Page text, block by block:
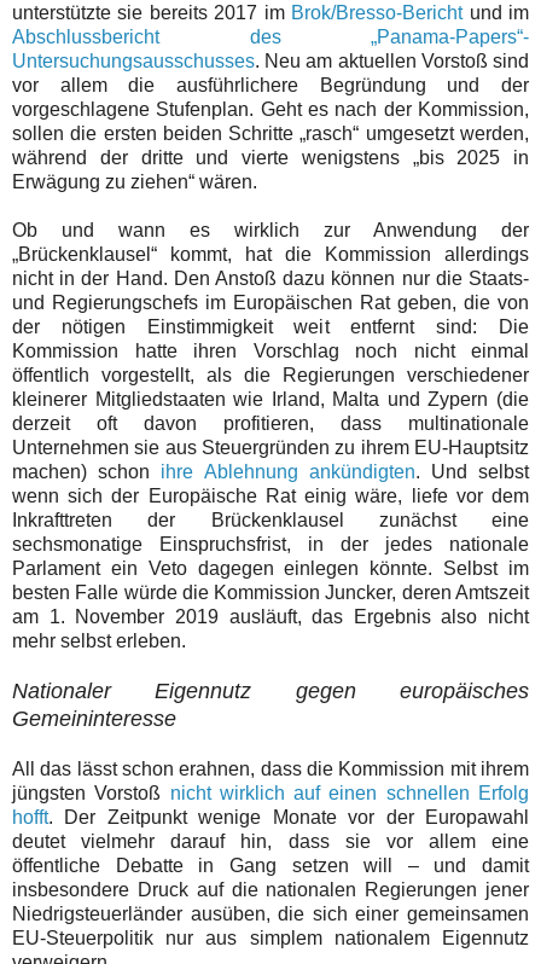
unterstützte sie bereits 2017 im Brok/Bresso-Berichtund im
Abschlussbericht des „Panama-Papers“-
Untersuchungsausschusses. Neu am aktuellen Vorstoß sind
vor allem die ausführlichere Begründung und der
vorgeschlagene Stufenplan. Geht es nach der Kommission,
sollen die ersten beiden Schritte „rasch“ umgesetzt werden,
während der dritte und vierte wenigstens „bis 2025 in
Erwägung zu ziehen“ wären.
Ob und wann es wirklich zur Anwendung der
„Brückenklausel“ kommt, hat die Kommission allerdings
nicht in der Hand. Den Anstoß dazu können nur die Staats-
und Regierungschefs im Europäischen Rat geben, die von
der nötigen Einstimmigkeit weit entfernt sind: Die
Kommission hatte ihren Vorschlag noch nicht einmal
öffentlich vorgestellt, als die Regierungen verschiedener
kleinerer Mitgliedstaaten wie Irland, Malta und Zypern (die
derzeit oft davon profitieren, dass multinationale
Unternehmen sie aus Steuergründen zu ihrem EU-Hauptsitz
machen) schon ihre Ablehnung ankündigten. Und selbst
wenn sich der Europäische Rat einig wäre, liefe vor dem
Inkrafttreten der Brückenklausel zunächst eine
sechsmonatige Einspruchsfrist, in der jedes nationale
Parlament ein Veto dagegen einlegen könnte. Selbst im
besten Falle würde die Kommission Juncker, deren Amtszeit
am 1. November 2019 ausläuft, das Ergebnis also nicht
mehr selbst erleben.
Nationaler Eigennutz gegen europäisches
Gemeininteresse
All das lässt schon erahnen, dass die Kommission mit ihrem
jüngsten Vorstoß nicht wirklich auf einen schnellen Erfolg
hofft. Der Zeitpunkt wenige Monate vor der Europawahl
deutet vielmehr darauf hin, dass sie vor allem eine
öffentliche Debatte in Gang setzen will – und damit
insbesondere Druck auf die nationalen Regierungen jener
Niedrigsteuerländer ausüben, die sich einer gemeinsamen
EU-Steuerpolitik nur aus simplem nationalem Eigennutz